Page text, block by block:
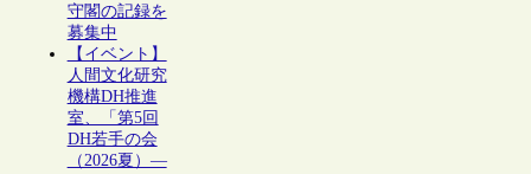
守閣の記録を
募集中
【イベント】
人間文化研究
機構DH推進
室、「第5回
DH若手の会
（2026夏）―